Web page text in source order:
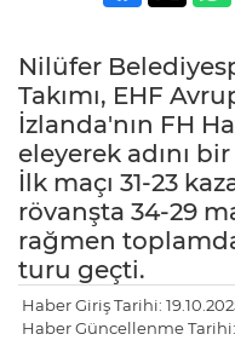
Nilüfer
Takımı, EHF
İzlanda'nın FH
eleyerek adını
İlk maçı 31-23
rövanşta 34-29
rağmen
turu geçti.
Haber Giriş Tarihi:
Haber Güncellenme Tarihi: